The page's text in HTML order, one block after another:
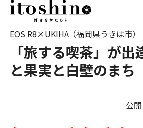
「旅する喫茶」が
と果実と白壁のまち
EOS R8×UKIHA（福岡県うきは市）
公